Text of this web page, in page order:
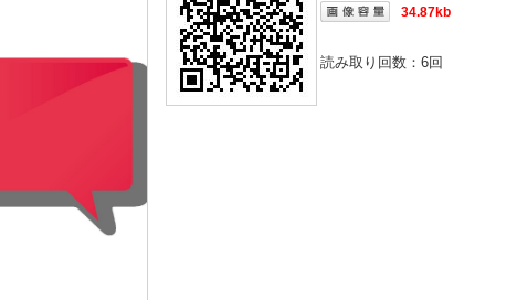
34.87kb
読み取り回数： 6回